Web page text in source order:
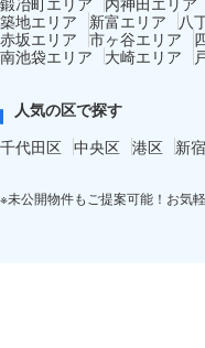
築地エリア
新富エリア 八
赤坂エリア 市ヶ谷エリア
南池袋エリア
大崎エリア
人気の区で探す
千代田区 中央区 港区 新
※未公開物件もご提案可能！お気